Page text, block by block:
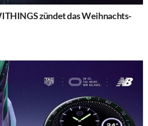
zündet das Weihnachts-